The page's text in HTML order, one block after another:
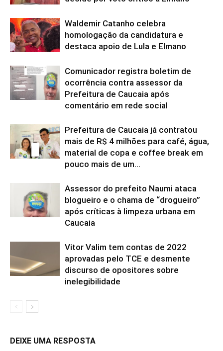
Waldemir Catanho celebra
homologação da candidatura e
destaca apoio de Lula e Elmano
Comunicador registra boletim de
ocorrência contra assessor da
Prefeitura de Caucaia após
comentário em rede social
Prefeitura de Caucaia já contratou
mais de R$ 4 milhões para café, água,
material de copa e coffee break em
pouco mais de um...
Assessor do prefeito Naumi ataca
blogueiro e o chama de “drogueiro”
após críticas à limpeza urbana em
Caucaia
Vitor Valim tem contas de 2022
aprovadas pelo TCE e desmente
discurso de opositores sobre
inelegibilidade
DEIXE UMA RESPOSTA